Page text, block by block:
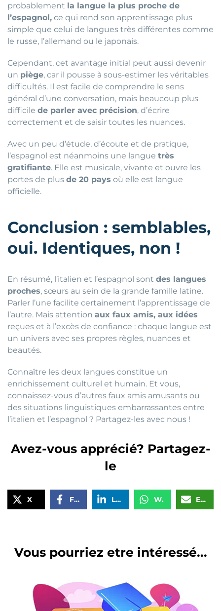
probablement la langue la plus proche de
l’espagnol, ce qui rend son apprentissage plus
simple que celui de langues très différentes comme
le russe, l’allemand ou le japonais.
Cependant, cet avantage initial peut aussi devenir
un piège, car il pousse à sous-estimer les véritables
difficultés. Il est facile de comprendre le sens
général d’une conversation, mais beaucoup plus
difficile de parler avec précision, d’écrire
correctement et de saisir toutes les nuances.
Avec un peu d’étude, d’écoute et de pratique,
l’espagnol est néanmoins une langue très
gratifiante. Elle est musicale, vivante et ouvre les
portes de plus de 20 pays où elle est langue
officielle.
Conclusion : semblables,
oui. Identiques, non !
En résumé, l’italien et l’espagnol sont des langues
proches, sœurs au sein de la grande famille latine.
Parler l’une facilite certainement l’apprentissage de
l’autre. Mais attention aux faux amis, aux idées
reçues et à l’excès de confiance : chaque langue est
un univers avec ses propres règles, nuances et
beautés.
Connaître les deux langues constitue un
enrichissement culturel et humain. Et vous,
connaissez-vous d’autres faux amis amusants ou
des situations linguistiques embarrassantes entre
l’italien et l’espagnol ? Partagez-les avec nous !
Avez-vous apprécié? Partagez-
le
X Facebook LinkedIn WhatsApp Email
Vous pourriez etre intéressé...